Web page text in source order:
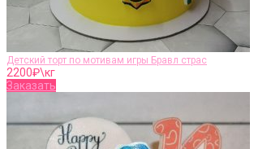
Детский торт по мотивам игры Бравл страс
2200₽\кг
Заказать